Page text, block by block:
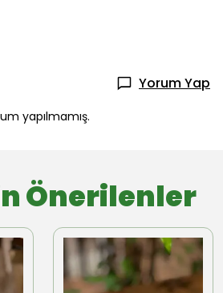
Yorum Yap
yapılmamış.
Önerilenler